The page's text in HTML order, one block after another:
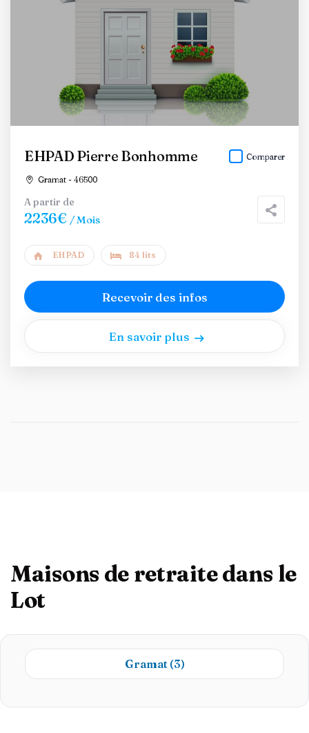
EHPAD Pierre Bonhomme
Gramat - 46500
Comparer
A partir de
2236€ / Mois
EHPAD 84 lits
Recevoir des infos
En savoir plus
Maisons de retraite dans le
Lot
Gramat (3)